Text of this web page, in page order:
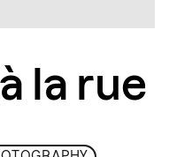
la rue